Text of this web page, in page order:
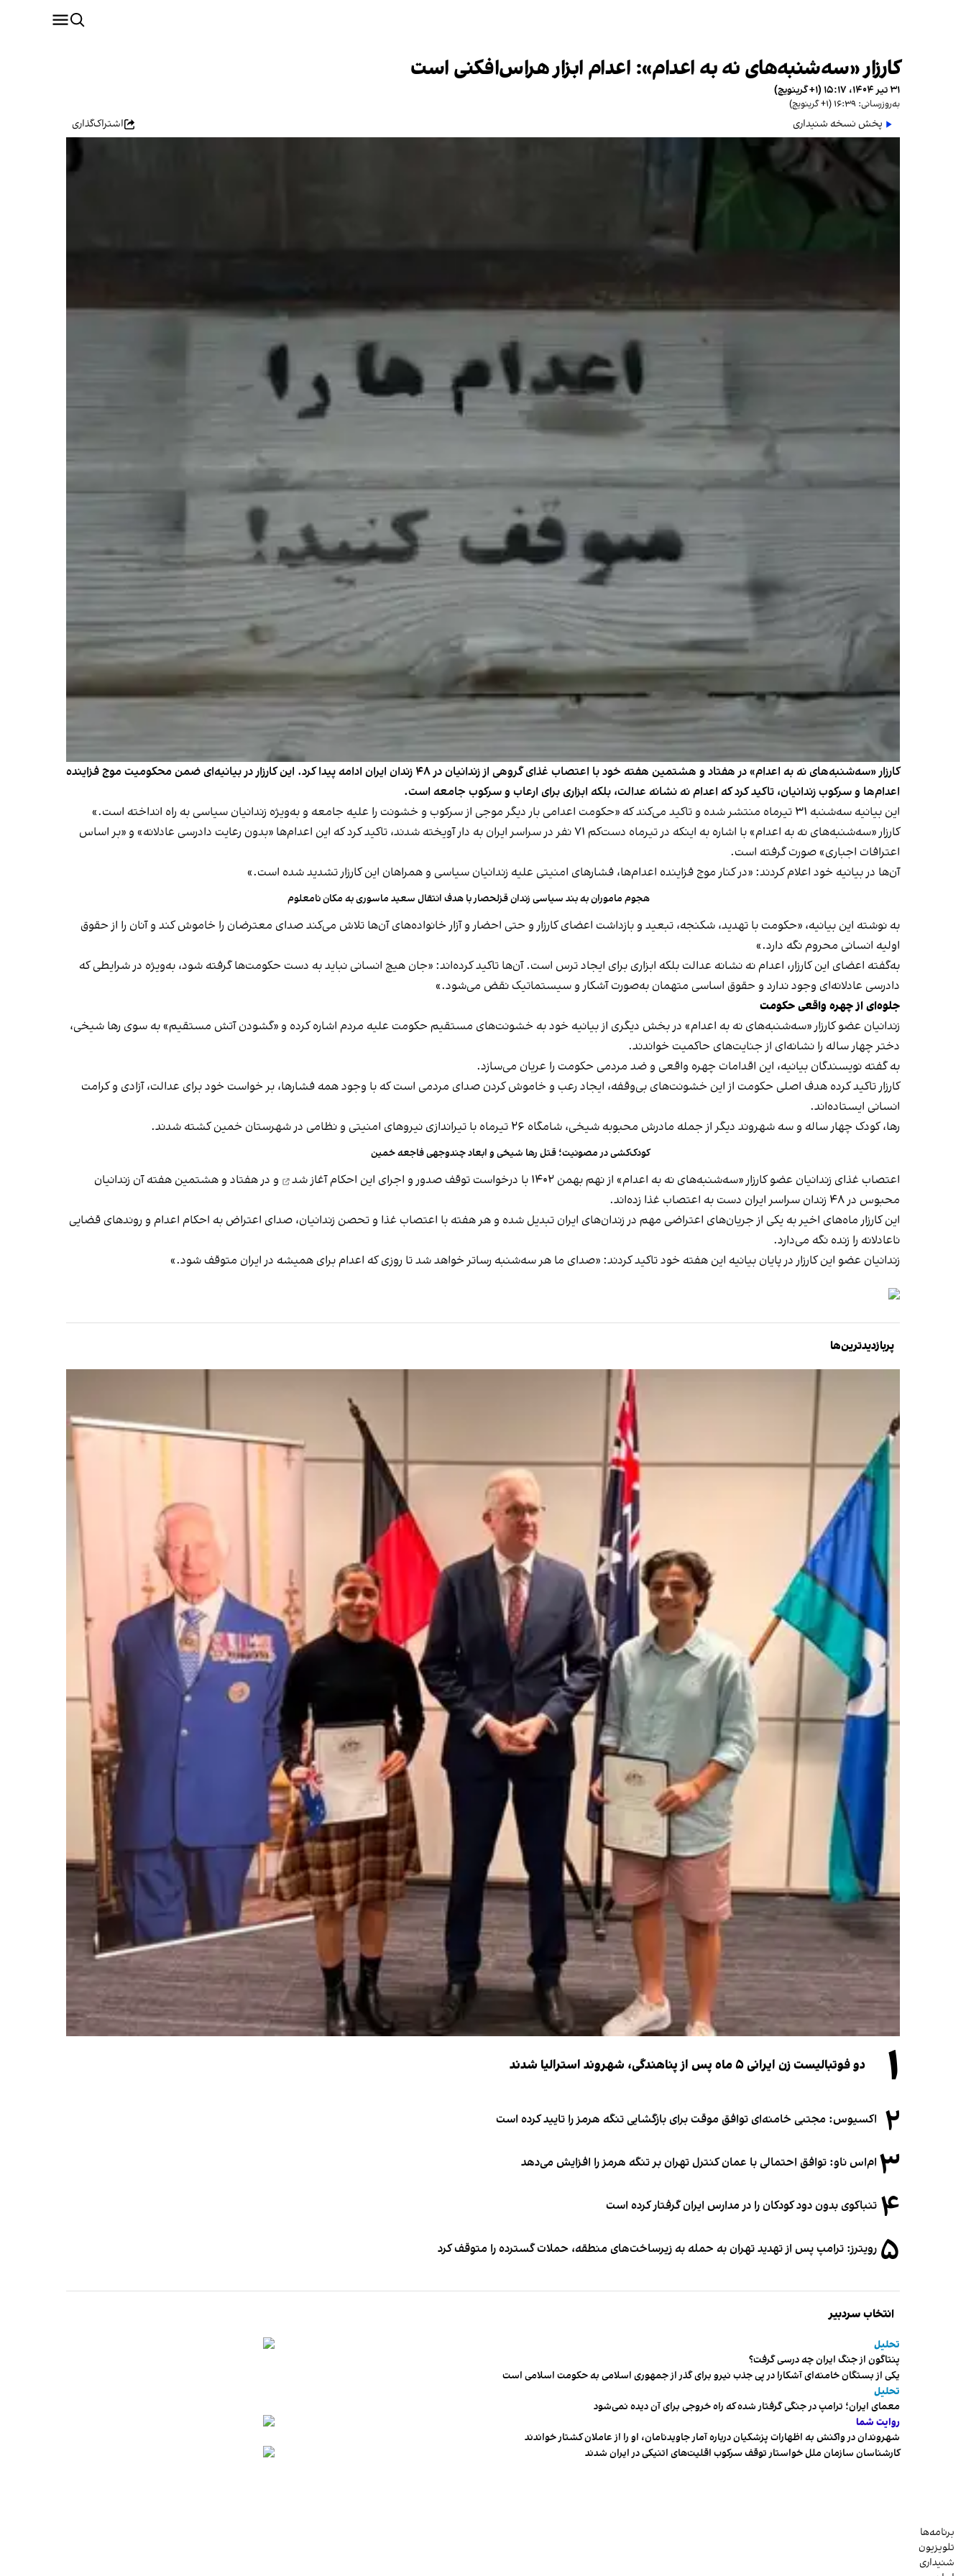
کارزار «سه‌شنبه‌های نه به اعدام»: اعدام ابزار هراس‌افکنی است
۳۱ تیر ۱۴۰۴، ۱۵:۱۷ (‎+۱ گرینویچ)
به‌روزرسانی: ۱۶:۳۹ (‎+۱ گرینویچ)
پخش نسخه شنیداری اشتراک‌گذاری
کارزار «سه‌شنبه‌های نه به اعدام» در هفتاد و هشتمین هفته خود با اعتصاب غذای گروهی از زندانیان در ۴۸ زندان ایران ادامه پیدا کرد. این کارزار در بیانیه‌ای ضمن محکومیت موج فزاینده
اعدام‌ها و سرکوب زندانیان، تاکید کرد که اعدام نه نشانه عدالت، بلکه ابزاری برای ارعاب و سرکوب جامعه است.
این بیانیه سه‌شنبه ۳۱ تیرماه منتشر شده و تاکید می‌کند که «حکومت اعدامی بار دیگر موجی از سرکوب و خشونت را علیه جامعه و به‌ویژه زندانیان سیاسی به راه انداخته است.»
کارزار «سه‌شنبه‌های نه به اعدام» با اشاره به اینکه در تیرماه دست‌کم ۷۱ نفر در سراسر ایران به دار آویخته شدند، تاکید کرد که این اعدام‌ها «بدون رعایت دادرسی عادلانه» و «بر اساس
اعترافات اجباری» صورت گرفته است.
آن‌ها در بیانیه خود اعلام کردند: «در کنار موج فزاینده اعدام‌ها، فشارهای امنیتی علیه زندانیان سیاسی و همراهان این کارزار تشدید شده است.»
هجوم ماموران به بند سیاسی زندان قزلحصار با هدف انتقال سعید ماسوری به مکان نامعلوم
به‌ نوشته این بیانیه، «حکومت با تهدید، شکنجه، تبعید و بازداشت اعضای کارزار و حتی احضار و آزار خانواده‌های آن‌ها تلاش می‌کند صدای معترضان را خاموش کند و آنان را از حقوق
اولیه انسانی محروم نگه دارد.»
به‌گفته اعضای این کارزار، اعدام نه نشانه عدالت بلکه ابزاری برای ایجاد ترس است. آن‌ها تاکید کرده‌اند: «جان هیچ انسانی نباید به دست حکومت‌ها گرفته شود، به‌ویژه در شرایطی که
دادرسی عادلانه‌ای وجود ندارد و حقوق اساسی متهمان به‌صورت آشکار و سیستماتیک نقض می‌شود.»
جلوه‌ای از چهره واقعی حکومت
زندانیان عضو کارزار «سه‌شنبه‌های نه به اعدام» در بخش دیگری از بیانیه خود به خشونت‌های مستقیم حکومت علیه مردم اشاره کرده و «گشودن آتش مستقیم» به سوی رها شیخی،
دختر چهار ساله را نشانه‌ای از جنایت‌های حاکمیت خواندند.
به گفته نویسندگان بیانیه، این اقدامات چهره واقعی و ضد مردمی حکومت را عریان می‌سازد.
کارزار تاکید کرده هدف اصلی حکومت از این خشونت‌های بی‌وقفه، ایجاد رعب و خاموش کردن صدای مردمی است که با وجود همه فشارها، بر خواست خود برای عدالت، آزادی و کرامت
انسانی ایستاده‌اند.
رها، کودک چهار ساله و سه شهروند دیگر از جمله مادرش محبوبه شیخی، شامگاه ۲۶ تیرماه با تیراندازی نیروهای امنیتی و نظامی در شهرستان خمین کشته شدند.
کودک‌کشی در مصونیت؛ قتل رها شیخی و ابعاد چندوجهی فاجعه خمین
اعتصاب غذای زندانیان عضو کارزار «سه‌شنبه‌های نه به اعدام» از نهم بهمن ۱۴۰۲ با درخواست توقف صدور و اجرای این احکام آغاز شد
و در هفتاد و هشتمین هفته آن زندانیان
محبوس در ۴۸ زندان سراسر ایران دست به اعتصاب غذا زده‌‌اند.
این کارزار ماه‌های اخیر به یکی از جریان‌های اعتراضی مهم در زندان‌های ایران تبدیل شده و هر هفته با اعتصاب غذا و تحصن زندانیان، صدای اعتراض به احکام اعدام و روندهای قضایی
ناعادلانه را زنده نگه می‌دارد.
زندانیان عضو این کارزار در پایان بیانیه این هفته خود تاکید کردند: «صدای ما هر سه‌شنبه رساتر خواهد شد تا روزی که اعدام برای همیشه در ایران متوقف شود.»
پربازدیدترین‌ها
۱ دو فوتبالیست زن ایرانی ۵ ماه پس از پناهندگی، شهروند استرالیا شدند
۲ اکسیوس: مجتبی خامنه‌ای توافق موقت برای بازگشایی تنگه هرمز را تایید کرده است
۳ ام‌اس ناو: توافق احتمالی با عمان کنترل تهران بر تنگه هرمز را افزایش می‌دهد
۴ تنباکوی بدون دود کودکان را در مدارس ایران گرفتار کرده است
۵ رویترز: ترامپ پس از تهدید تهران به حمله به زیرساخت‌های منطقه، حملات گسترده را متوقف کرد
انتخاب سردبیر
تحلیل
پنتاگون از جنگ ایران چه درسی گرفت؟
یکی از بستگان خامنه‌ای آشکارا در پی جذب نیرو برای گذر از جمهوری اسلامی به حکومت اسلامی است
تحلیل
معمای ایران؛ ترامپ در جنگی گرفتار شده که راه خروجی برای آن دیده نمی‌شود
روایت شما
شهروندان در واکنش به اظهارات پزشکیان درباره آمار جاویدنامان، او را از عاملان کشتار خواندند
کارشناسان سازمان ملل خواستار توقف سرکوب اقلیت‌های اتنیکی در ایران شدند
برنامه‌ها
تلویزیون
شنیداری